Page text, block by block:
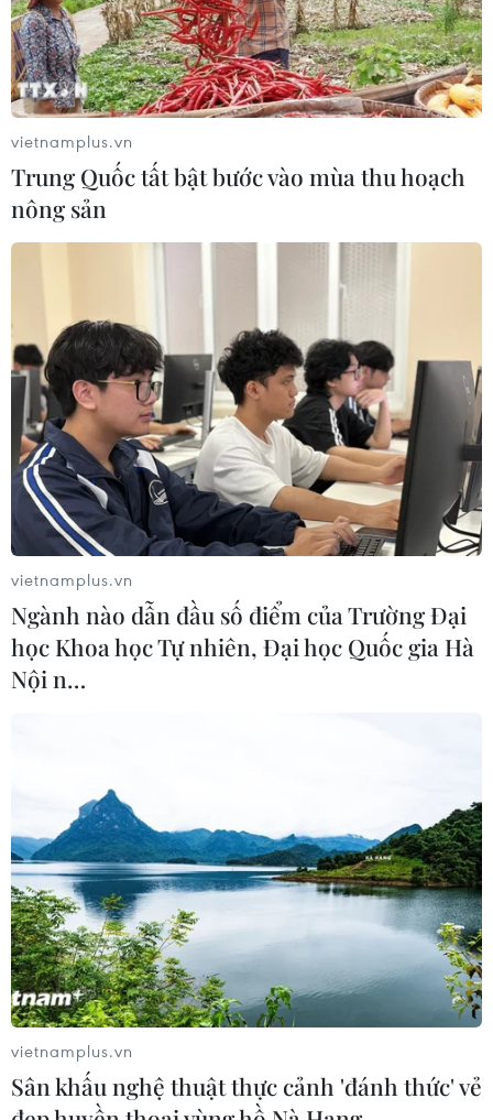
TIN CÙNG CHUYÊN MỤC
Mở rộng không gian cống hiến cho
cộng đồng người Việt Nam ở nước
ngoài
08/08/2026 11:00
ASC 2026: Tiếp lửa đam mê khoa học
cho thế hệ trẻ Việt Nam
vietnamplus.vn
Trung Quốc tất bật bước vào mùa thu hoạch
nông sản
vietnamplus.vn
Ngành nào dẫn đầu số điểm của Trường Đại
học Khoa học Tự nhiên, Đại học Quốc gia Hà
Nội n…
vietnamplus.vn
Sân khấu nghệ thuật thực cảnh 'đánh thức' vẻ